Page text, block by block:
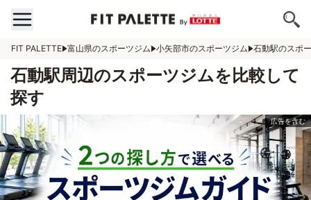
FIT PALETTE 富山県のスポーツジム 小矢部市のスポーツジム 石動駅のスポ
石動駅周辺のスポーツジムを比較して
探す